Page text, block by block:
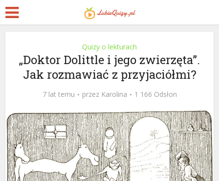
Quizy o lekturach
„Doktor Dolittle i jego zwierzęta”.
Jak rozmawiać z przyjaciółmi?
7 lat temu przez Karolina 1 166 Odsłon